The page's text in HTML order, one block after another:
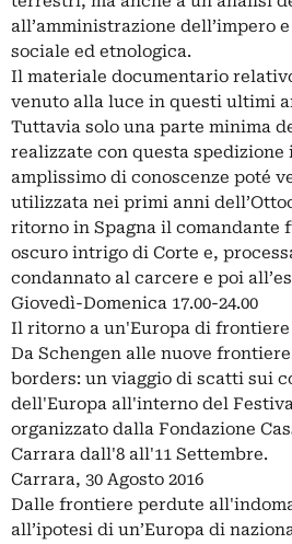
all’amministrazione dell’impero
sociale ed etnologica.
Il materiale documentario
venuto alla luce in questi ultimi
Tuttavia solo una parte minima
realizzate con questa spedizione
amplissimo di conoscenze poté
utilizzata nei primi anni
ritorno in Spagna il comandante
oscuro intrigo di Corte e,
condannato al carcere e poi
Giovedì-Domenica 17.00-24.00
Il ritorno a un'Europa di frontiere
Da Schengen alle nuove
borders: un viaggio di scatti sui
dell'Europa all'interno del
organizzato dalla Fondazione
Carrara dall'8 all'11 Settembre.
Carrara, 30 Agosto 2016
Dalle frontiere perdute
all’ipotesi di un’Europa di